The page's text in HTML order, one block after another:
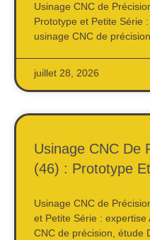
Usinage CNC de
Prototype et Petite Série
usinage CNC de
juillet 28, 2026
Usinage CNC De
(46) : Prototype
Usinage CNC de
et Petite Série :
CNC de précision, étude